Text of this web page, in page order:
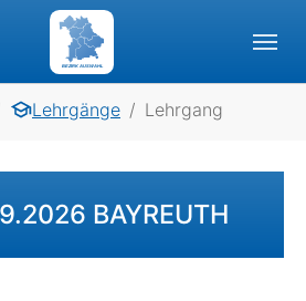
BEZIRK AUSWAHL
Lehrgänge Lehrgang
BAYREUTH